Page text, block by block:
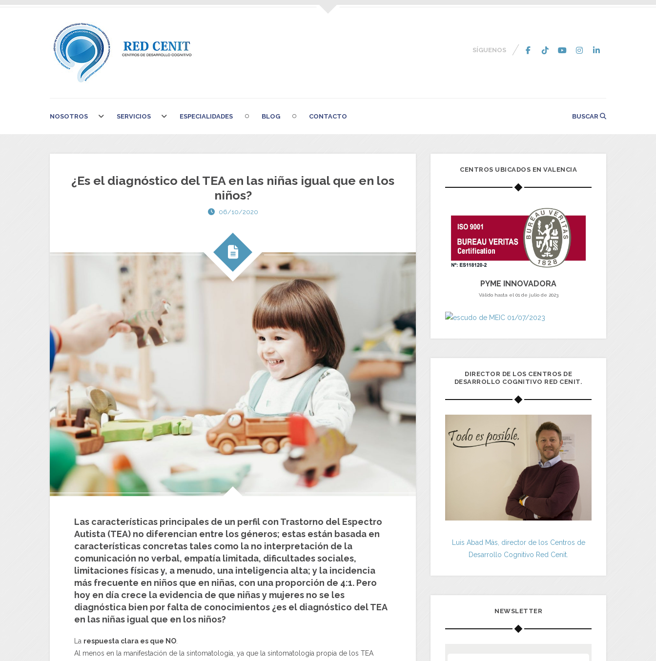
SÍGUENOS
NOSOTROS SERVICIOS ESPECIALIDADES BLOG CONTACTO BUSCAR
¿Es el diagnóstico del TEA en las niñas igual que en los
niños?
06/10/2020
Las características principales de un perfil con Trastorno del Espectro
Autista (TEA) no diferencian entre los géneros; estas están basada en
características concretas tales como la no interpretación de la
comunicación no verbal, empatía limitada, dificultades sociales,
limitaciones físicas y, a menudo, una inteligencia alta; y la incidencia
más frecuente en niños que en niñas, con una proporción de 4:1. Pero
hoy en día crece la evidencia de que niñas y mujeres no se les
diagnóstica bien por falta de conocimientos ¿es el diagnóstico del TEA
en las niñas igual que en los niños?
La respuesta clara es que NO
Al menos en la manifestación de la sintomatología, ya que la sintomatología propia de los TEA
CENTROS UBICADOS EN VALENCIA
PYME INNOVADORA
Válido hasta el 01 de julio de 2023
DIRECTOR DE LOS CENTROS DE
DESARROLLO COGNITIVO RED CENIT.
Luis Abad Más, director de los Centros de
Desarrollo Cognitivo Red Cenit.
NEWSLETTER